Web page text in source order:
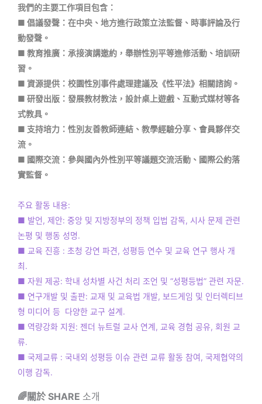
我們的主要工作項目包含：
■ 倡議發聲：在中央、地方進行政策立法監督、時事評論及行
動發聲。
■ 教育推廣：承接演講邀約，舉辦性別平等進修活動、培訓研
習。
■ 資源提供：校園性別事件處理建議及《性平法》相關諮詢。
■ 研發出版：發展教材教法，設計桌上遊戲、互動式媒材等各
式教具。
■ 支持培力：性別友善教師連結、教學經驗分享、會員夥伴交
流。
■ 國際交流：參與國內外性別平等議題交流活動、國際公約落
實監督。
주요 활동 내용:
■ 발언, 제안: 중앙 및 지방정부의 정책 입법 감독, 시사 문제 관련
논평 및 행동 성명.
■ 교육 진흥 : 초청 강연 파견, 성평등 연수 및 교육 연구 행사 개
최.
■ 자원 제공: 학내 성차별 사건 처리 조언 및 “성평등법” 관련 자문.
■ 연구개발 및 출판: 교재 및 교육법 개발, 보드게임 및 인터렉티브
형 미디어 등 다양한 교구 설계.
■ 역량강화 지원: 젠더 뉴트럴 교사 연계, 교육 경험 공유, 회원 교
류.
■ 국제교류 : 국내외 성평등 이슈 관련 교류 활동 참여, 국제협약의
이행 감독.
🌈關於 SHARE 소개